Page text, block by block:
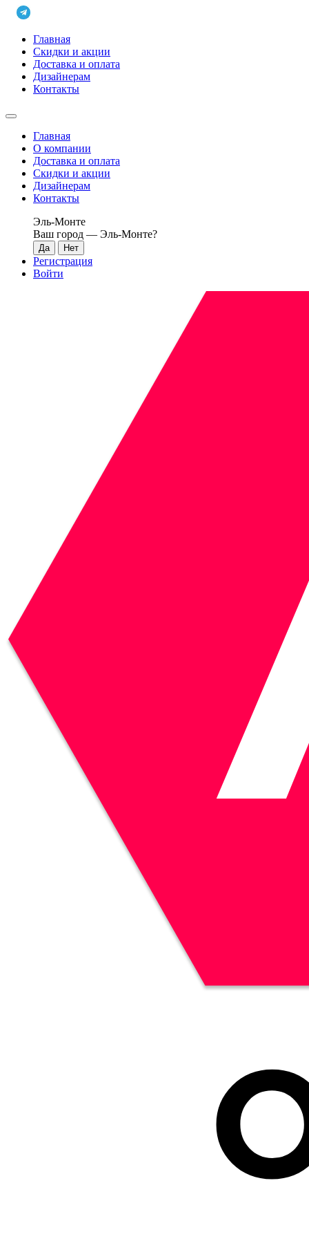
Главная
Скидки и акции
Доставка и оплата
Дизайнерам
Контакты
Главная
О компании
Доставка и оплата
Скидки и акции
Дизайнерам
Контакты
Эль-Монте
Ваш город — Эль-Монте?
Регистрация
Войти